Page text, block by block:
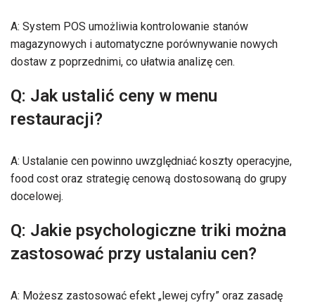
A: System POS umożliwia kontrolowanie stanów
magazynowych i automatyczne porównywanie nowych
dostaw z poprzednimi, co ułatwia analizę cen.
Q: Jak ustalić ceny w menu
restauracji?
A: Ustalanie cen powinno uwzględniać koszty operacyjne,
food cost oraz strategię cenową dostosowaną do grupy
docelowej.
Q: Jakie psychologiczne triki można
zastosować przy ustalaniu cen?
A: Możesz zastosować efekt „lewej cyfry” oraz zasadę